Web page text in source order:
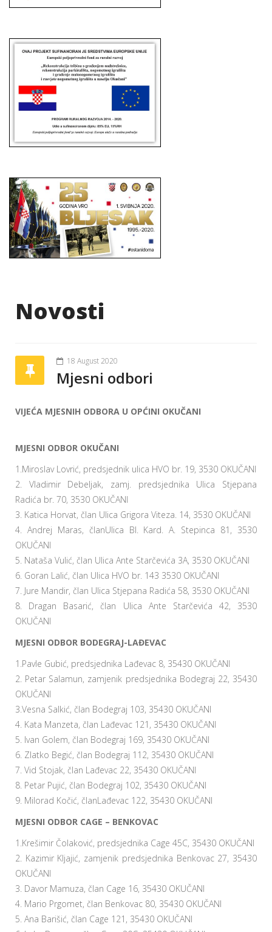
Novosti
18 August 2020
Mjesni odbori
VIJEĆA MJESNIH ODBORA U OPĆINI OKUČANI
MJESNI ODBOR OKUČANI
1.Miroslav Lovrić, predsjednik ulica HVO br. 19, 3530 OKUČANI
2. Vladimir Debeljak, zamj. predsjednika Ulica Stjepana
Radića br. 70, 3530 OKUČANI
3. Katica Horvat, član Ulica Grigora Viteza. 14, 3530 OKUČANI
4. Andrej Maras, članUlica Bl. Kard. A. Stepinca 81, 3530
OKUČANI
5. Nataša Vulić, član Ulica Ante Starčevića 3A, 3530 OKUČANI
6. Goran Lalić, član Ulica HVO br. 143 3530 OKUČANI
7. Jure Mandir, član Ulica Stjepana Radića 58, 3530 OKUČANI
8. Dragan Basarić, član Ulica Ante Starčevića 42, 3530
OKUČANI
MJESNI ODBOR BODEGRAJ-LAĐEVAC
1.Pavle Gubić, predsjednika Lađevac 8, 35430 OKUČANI
2. Petar Salamun, zamjenik predsjednika Bodegraj 22, 35430
OKUČANI
3.Vesna Salkić, član Bodegraj 103, 35430 OKUČANI
4. Kata Manzeta, član Lađevac 121, 35430 OKUČANI
5. Ivan Golem, član Bodegraj 169, 35430 OKUČANI
6. Zlatko Begić, član Bodegraj 112, 35430 OKUČANI
7. Vid Stojak, član Lađevac 22, 35430 OKUČANI
8. Petar Pujić, član Bodegraj 102, 35430 OKUČANI
9. Milorad Kočić, članLađevac 122, 35430 OKUČANI
MJESNI ODBOR CAGE – BENKOVAC
1.Krešimir Čolaković, predsjednika Cage 45C, 35430 OKUČANI
2. Kazimir Kljajić, zamjenik predsjednika Benkovac 27, 35430
OKUČANI
3. Davor Mamuza, član Cage 16, 35430 OKUČANI
4. Mario Prgomet, član Benkovac 80, 35430 OKUČANI
5. Ana Barišić, član Cage 121, 35430 OKUČANI